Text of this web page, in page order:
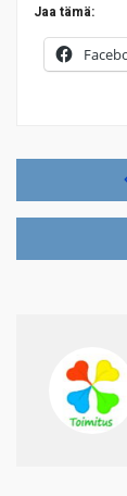
Jaa tämä: